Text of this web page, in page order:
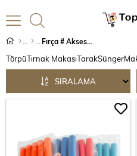
Fırça # Aksesuar
TörpüTırnak MakasıTarakSünger
SIRALAMA